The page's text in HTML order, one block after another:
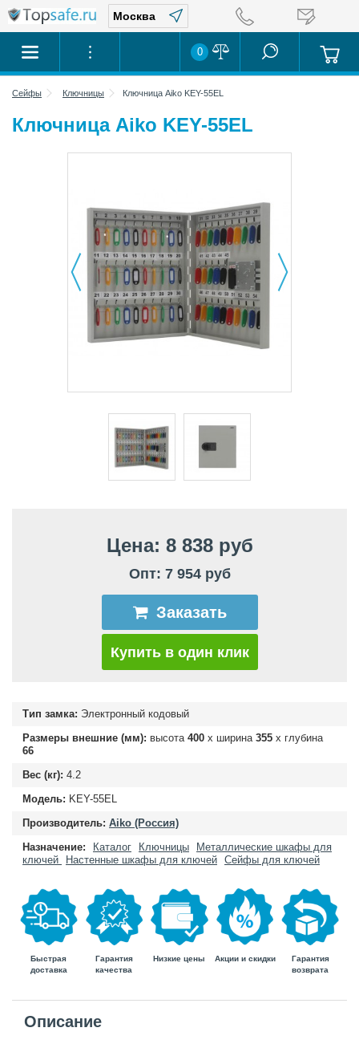
0
Сейфы Ключницы Ключница Aiko KEY-55EL
Ключница Aiko KEY-55EL
Цена: 8 838 руб
Опт: 7 954 руб
Заказать
Купить в один клик
Тип замка: Электронный кодовый
Размеры внешние (мм): высота 400 х ширина 355 х глубина
66
Вес (кг): 4.2
Модель: KEY-55EL
Производитель: Aiko (Россия)
Назначение:
Каталог Ключницы
Металлические шкафы для
ключей
Настенные шкафы для ключей Сейфы для ключей
Быстрая
доставка
Гарантия
качества
Низкие цены Акции и скидки
Гарантия
возврата
Описание